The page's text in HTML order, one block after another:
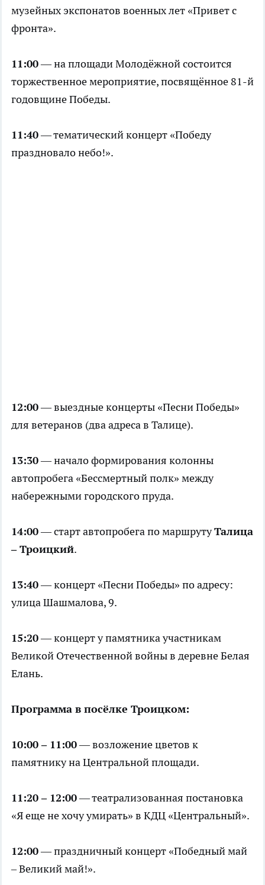
музейных экспонатов военных лет «Привет с
фронта».
11:00— на площади Молодёжной состоится
торжественное мероприятие, посвящённое 81-й
годовщине Победы.
11:40— тематический концерт «Победу
праздновало небо!».
12:00— выездные концерты «Песни Победы»
для ветеранов (два адреса в Талице).
13:30— начало формирования колонны
автопробега «Бессмертный полк» между
набережными городского пруда.
14:00— старт автопробега по маршрутуТалица
– Троицкий.
13:40— концерт «Песни Победы» по адресу:
улица Шашмалова, 9.
15:20— концерт у памятника участникам
Великой Отечественной войны в деревне Белая
Елань.
Программа в посёлке Троицком:
10:00 – 11:00— возложение цветов к
памятнику на Центральной площади.
11:20 – 12:00— театрализованная постановка
«Я еще не хочу умирать» в КДЦ «Центральный».
12:00— праздничный концерт «Победный май
– Великий май!».